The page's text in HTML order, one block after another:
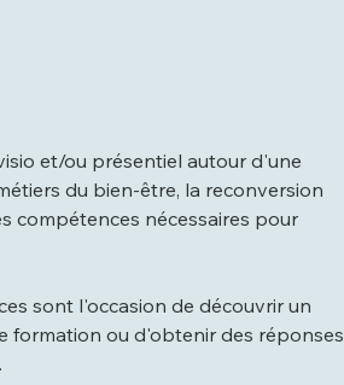
et/ou présentiel autour d'une
du bien-être, la reconversion
compétences nécessaires pour
sont l'occasion de découvrir un
formation ou d'obtenir des réponses